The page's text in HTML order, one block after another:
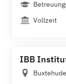
Vollzeit
IBB